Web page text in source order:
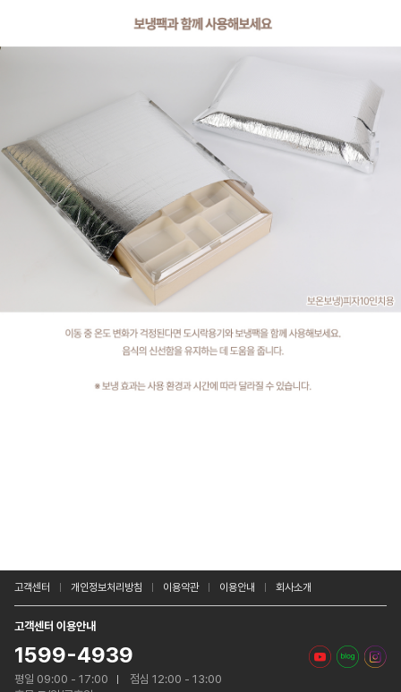
고객센터 개인정보처리방침 이용약관 이용안내 회사소개
고객센터 이용안내
1599-4939
평일 09:00 - 17:00
점심 12:00 - 13:00